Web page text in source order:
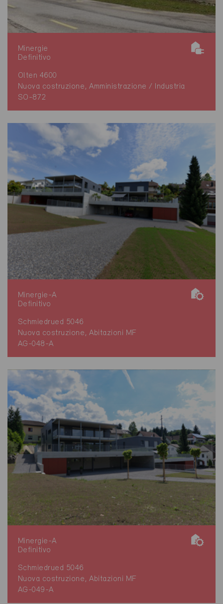
Minergie
Definitivo
Olten 4600
Nuova costruzione, Amministrazione / Industria
SO-872
Minergie-A
Definitivo
Schmiedrued 5046
Nuova costruzione, Abitazioni MF
AG-048-A
Minergie-A
Definitivo
Schmiedrued 5046
Nuova costruzione, Abitazioni MF
AG-049-A